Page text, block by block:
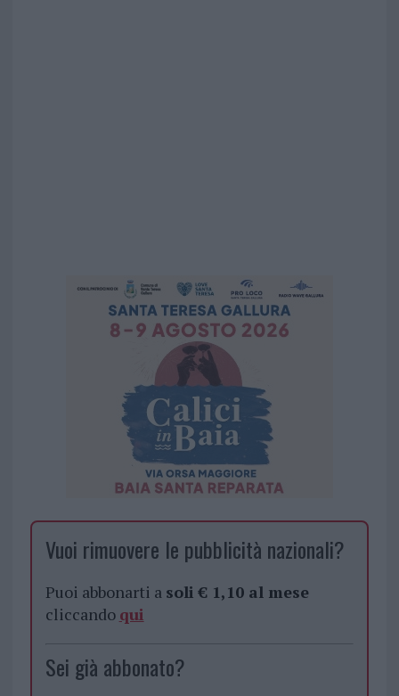
Vuoi rimuovere le pubblicità nazionali?
Puoi abbonarti a soli € 1,10 al mese
cliccando qui
Sei già abbonato?